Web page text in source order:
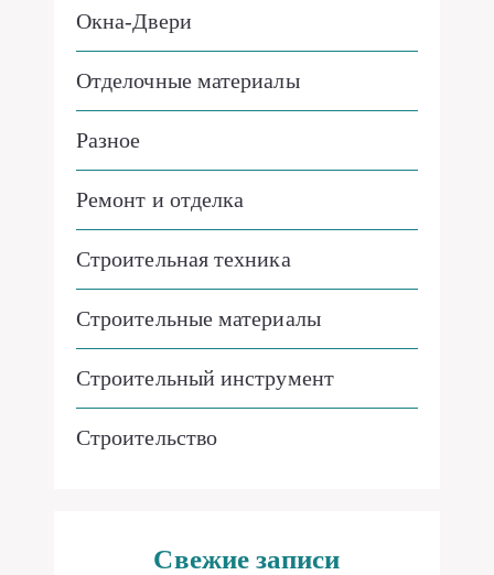
Окна-Двери
Отделочные материалы
Разное
Ремонт и отделка
Строительная техника
Строительные материалы
Строительный инструмент
Строительство
Свежие записи